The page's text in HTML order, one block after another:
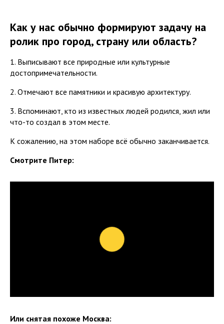
Как у нас обычно формируют задачу на
ролик про город, страну или область?
1. Выписывают все природные или культурные
достопримечательности.
2. Отмечают все памятники и красивую архитектуру.
3. Вспоминают, кто из известных людей родился, жил или
что-то создал в этом месте.
К сожалению, на этом наборе всё обычно заканчивается.
Смотрите Питер:
Или снятая похоже Москва: